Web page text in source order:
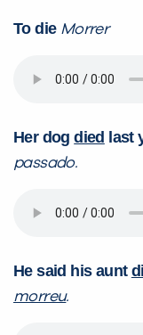
To die Morrer
Her dogdied last
passado.
He said his aunt
morreu.
Não